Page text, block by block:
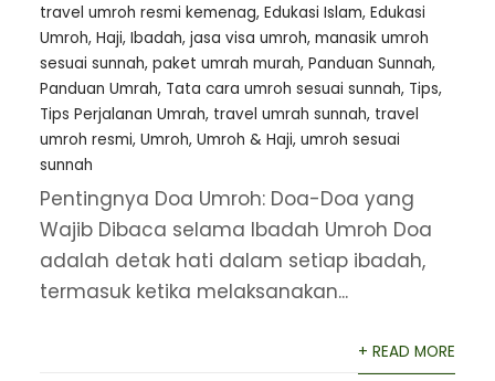
travel umroh resmi kemenag, Edukasi Islam, Edukasi
Umroh, Haji, Ibadah, jasa visa umroh, manasik umroh
sesuai sunnah, paket umrah murah, Panduan Sunnah,
Panduan Umrah, Tata cara umroh sesuai sunnah, Tips,
Tips Perjalanan Umrah, travel umrah sunnah, travel
umroh resmi, Umroh, Umroh & Haji, umroh sesuai
sunnah
Pentingnya Doa Umroh: Doa-Doa yang
Wajib Dibaca selama Ibadah Umroh Doa
adalah detak hati dalam setiap ibadah,
termasuk ketika melaksanakan...
+ READ MORE